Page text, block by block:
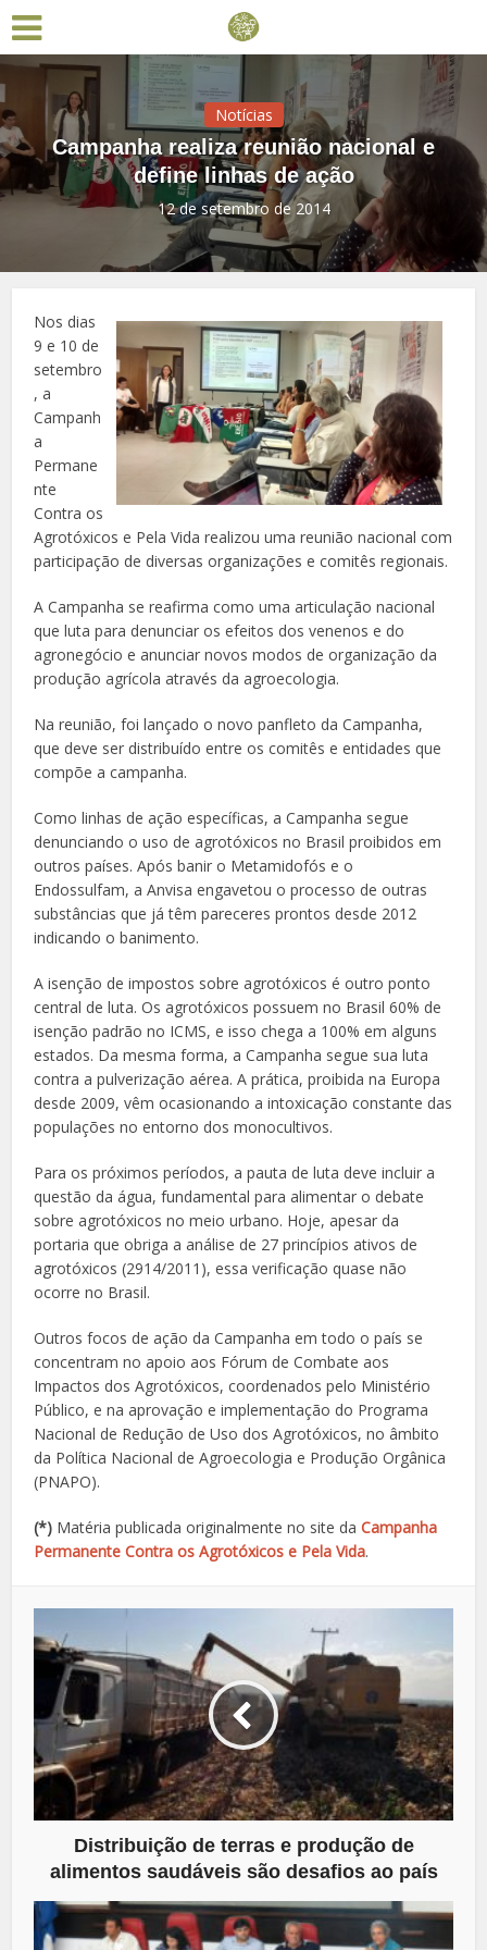
Notícias
Campanha realiza reunião nacional e
define linhas de ação
12 de setembro de 2014
Nos dias
9 e 10 de
setembro
, a
Campanh
a
Permane
nte
Contra os
Agrotóxicos e Pela Vida realizou uma reunião nacional com
participação de diversas organizações e comitês regionais.
A Campanha se reafirma como uma articulação nacional
que luta para denunciar os efeitos dos venenos e do
agronegócio e anunciar novos modos de organização da
produção agrícola através da agroecologia.
Na reunião, foi lançado o novo panfleto da Campanha,
que deve ser distribuído entre os comitês e entidades que
compõe a campanha.
Como linhas de ação específicas, a Campanha segue
denunciando o uso de agrotóxicos no Brasil proibidos em
outros países. Após banir o Metamidofós e o
Endossulfam, a Anvisa engavetou o processo de outras
substâncias que já têm pareceres prontos desde 2012
indicando o banimento.
A isenção de impostos sobre agrotóxicos é outro ponto
central de luta. Os agrotóxicos possuem no Brasil 60% de
isenção padrão no ICMS, e isso chega a 100% em alguns
estados. Da mesma forma, a Campanha segue sua luta
contra a pulverização aérea. A prática, proibida na Europa
desde 2009, vêm ocasionando a intoxicação constante das
populações no entorno dos monocultivos.
Para os próximos períodos, a pauta de luta deve incluir a
questão da água, fundamental para alimentar o debate
sobre agrotóxicos no meio urbano. Hoje, apesar da
portaria que obriga a análise de 27 princípios ativos de
agrotóxicos (2914/2011), essa verificação quase não
ocorre no Brasil.
Outros focos de ação da Campanha em todo o país se
concentram no apoio aos Fórum de Combate aos
Impactos dos Agrotóxicos, coordenados pelo Ministério
Público, e na aprovação e implementação do Programa
Nacional de Redução de Uso dos Agrotóxicos, no âmbito
da Política Nacional de Agroecologia e Produção Orgânica
(PNAPO).
(*) Matéria publicada originalmente no site daCampanha
Permanente Contra os Agrotóxicos e Pela Vida.
Distribuição de terras e produção de
alimentos saudáveis são desafios ao país